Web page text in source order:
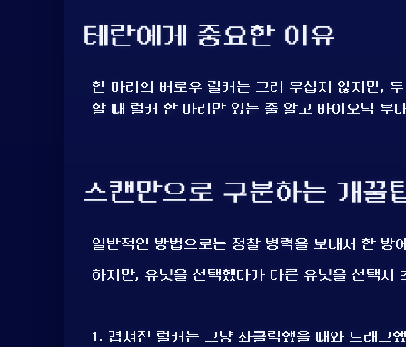
테란에게 중요한 이유
한 마리의 버로우 럴커는 그리 무섭지 않지만,
할 때 럴커 한 마리만 있는 줄 알고 바이오닉 부
스캔만으로 구분하는 개꿀
일반적인 방법으로는 정찰 병력을 보내서 한 방
하지만, 유닛을 선택했다가 다른 유닛을 선택시
1. 겹쳐진 럴커는 그냥 좌클릭했을 때와 드래그